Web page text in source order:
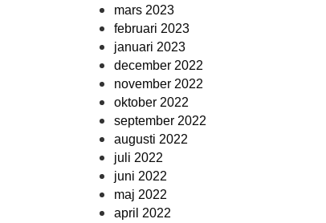
mars 2023
februari 2023
januari 2023
december 2022
november 2022
oktober 2022
september 2022
augusti 2022
juli 2022
juni 2022
maj 2022
april 2022